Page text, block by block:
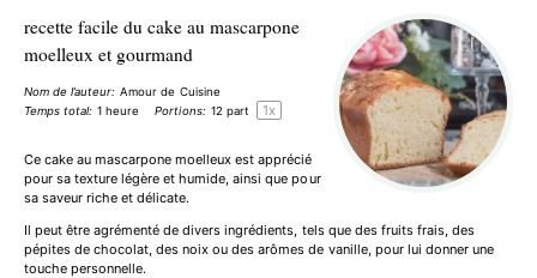
recette facile du cake au mascarpone
moelleux et gourmand
Nom de l’auteur: Amour de Cuisine
Temps total: 1 heure Portions: 12 part 1x
Ce cake au mascarpone moelleux est apprécié
pour sa texture légère et humide, ainsi que pour
sa saveur riche et délicate.
Il peut être agrémenté de divers ingrédients, tels que des fruits frais, des
pépites de chocolat, des noix ou des arômes de vanille, pour lui donner une
touche personnelle.